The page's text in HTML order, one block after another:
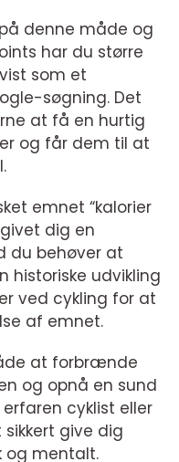
denne måde og
har du større
som et
søgning. Det
at få en hurtig
og får dem til at
emnet “kalorier
dig en
du behøver at
historiske udvikling
ved cykling for at
af emnet.
at forbrænde
og opnå en sund
cyklist eller
give dig
og mentalt.